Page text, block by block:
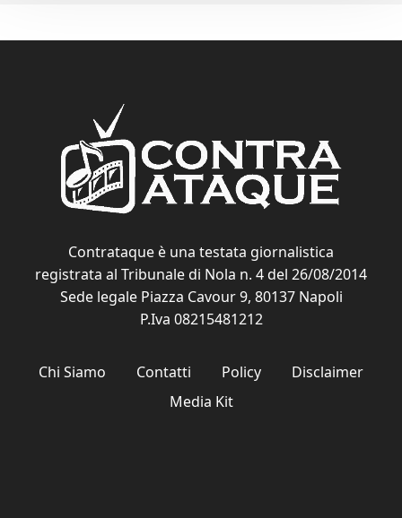
Contrataque è una testata giornalistica
registrata al Tribunale di Nola n. 4 del 26/08/2014
Sede legale Piazza Cavour 9, 80137 Napoli
P.Iva 08215481212
Chi Siamo Contatti Policy
Disclaimer
Media Kit